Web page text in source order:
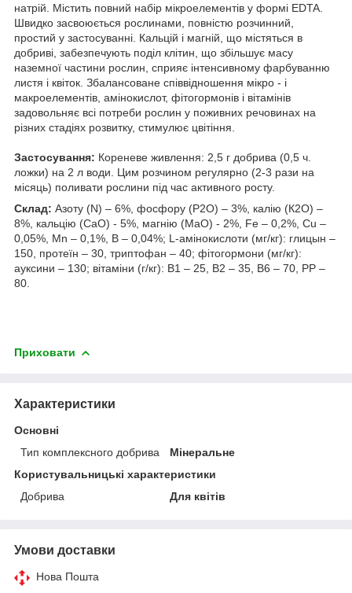
натрій. Містить повний набір мікроелементів у формі ЕDTA.
Швидко засвоюється рослинами, повністю розчинний,
простий у застосуванні. Кальцій і магній, що містяться в
добриві, забезпечують поділ клітин, що збільшує масу
наземної частини рослин, сприяє інтенсивному фарбуванню
листя і квіток. Збалансоване співвідношення мікро - і
макроелементів, амінокислот, фітогормонів і вітамінів
задовольняє всі потреби рослин у поживних речовинах на
різних стадіях розвитку, стимулює цвітіння.
Застосування: Кореневе живлення: 2,5 г добрива (0,5 ч.
ложки) на 2 л води. Цим розчином регулярно (2-3 рази на
місяць) поливати рослини під час активного росту.
Склад: Азоту (N) – 6%, фосфору (Р2О) – 3%, калію (К2О) –
8%, кальцію (CaO) - 5%, магнію (MaO) - 2%, Fe – 0,2%, Cu –
0,05%, Mn – 0,1%, B – 0,04%; L-амінокислоти (мг/кг): глицын –
150, протеїн – 30, триптофан – 40; фітогормони (мг/кг):
ауксини – 130; вітаміни (г/кг): В1 – 25, В2 – 35, В6 – 70, РР –
80.
Приховати
Характеристики
Основні
Тип комплексного добрива
Мінеральне
Користувальницькі характеристики
Добрива
Для квітів
Умови доставки
Нова Пошта